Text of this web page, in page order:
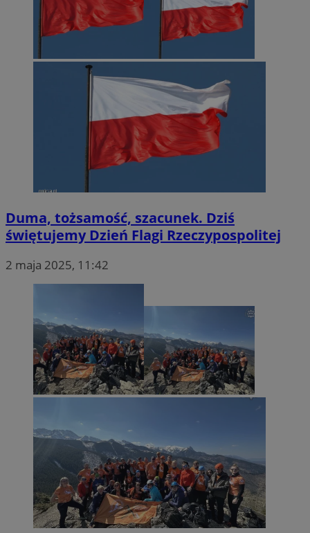
Duma, tożsamość, szacunek. Dziś
świętujemy Dzień Flagi Rzeczypospolitej
2 maja 2025, 11:42